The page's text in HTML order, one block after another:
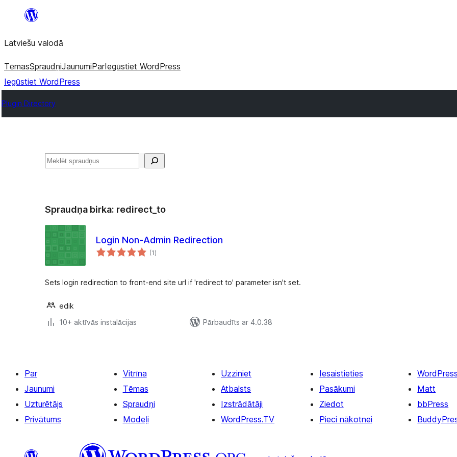
Pāriet
saturu
Latviešu valodā
TēmasSpraudņiJaunumiParIegūstiet WordPress
Iegūstiet WordPress
Plugin Directory
Meklēt
Spraudņa birka: redirect_to
Login Non-Admin Redirection
(1vērtējumu
kopsumma
)
Sets login redirection to front-end site url if 'redirect to' parameter isn't set.
edik
10+ aktīvās instalācijas
Pārbaudīts ar 4.0.38
Par
Jaunumi
Uzturētājs
Privātums
Vitrīna
Tēmas
Spraudņi
Modeļi
Uzziniet
Atbalsts
Izstrādātāji
WordPress.TV
Iesaistieties
Pasākumi
Ziedot
Pieci nākotnei
Matt
bbPress